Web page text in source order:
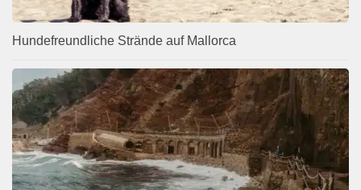
Hundefreundliche Strände auf Mallorca